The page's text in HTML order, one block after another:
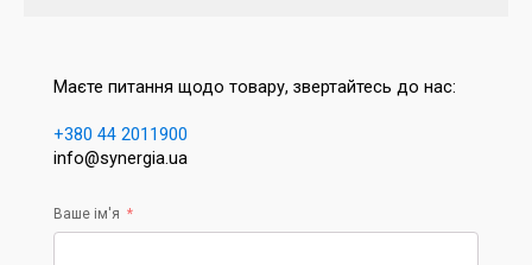
Маєте питання щодо товару, звертайтесь до нас:
+380 44 2011900
info@synergia.ua
Ваше ім'я